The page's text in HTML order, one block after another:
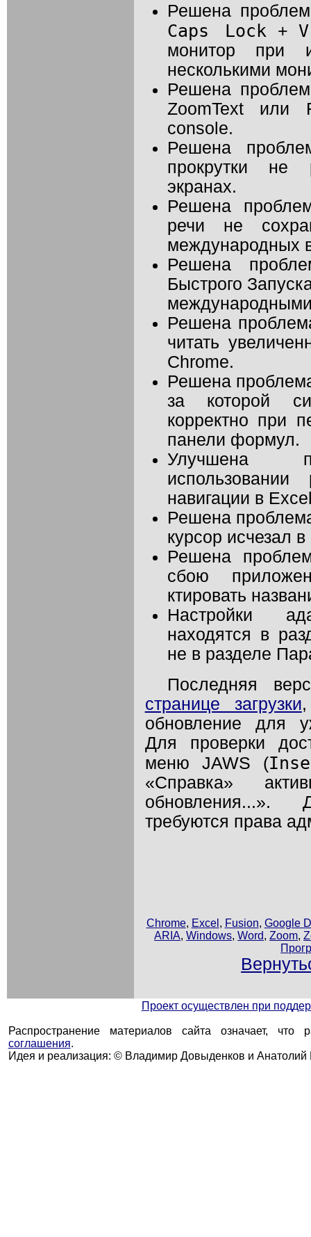
Решена
Caps Lock +V
монитор при
несколькими
Решена
ZoomText или
console.
Решена
прокрутки не
экранах.
Решена
речи не
международных
Решена
Быстрого
Решена
читать
Chrome.
Решена
за которой
корректно при
панели формул.
Улучшена
навигации в
Решена
курсор исчезал
Решена
сбою
ктировать
Настройки
находятся в
не в разделе
Последняя
странице загрузки
обновление для
Для проверки
менюJAWS (
«Справка»
обновления...».
требуются права
Chrome, Excel , Fusion, Google
ARIA,Windows,Word,Zoom,
Проект осуществлен при
Распространение материалов сайта означает, что
соглашения.
Идея и реализация: © Владимир Довыденков и